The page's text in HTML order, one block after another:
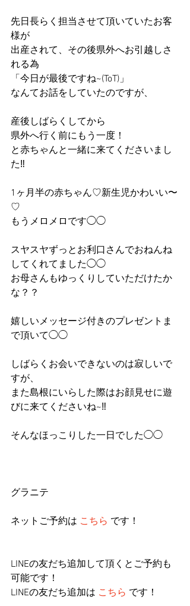
先日長らく担当させて頂いていたお客
様が
出産されて、その後県外へお引越しさ
れる為
「今日が最後ですね~(ToT)」
なんてお話をしていたのですが、
産後しばらくしてから
県外へ行く前にもう一度！
と赤ちゃんと一緒に来てくださいまし
た‼︎
1ヶ月半の赤ちゃん♡新生児かわいい〜
♡
もうメロメロです◯◯
スヤスヤずっとお利口さんでおねんね
してくれてました◯◯
お母さんもゆっくりしていただけたか
な？？
嬉しいメッセージ付きのプレゼントま
で頂いて◯◯
しばらくお会いできないのは寂しいで
すが、
また島根にいらした際はお顔見せに遊
びに来てくださいね~‼︎
そんなほっこりした一日でした◯◯
グラニテ
ネットご予約は こちら です！
LINEの友だち追加して頂くとご予約も
可能です！
LINEの友だち追加は こちら です！